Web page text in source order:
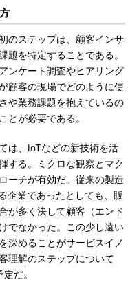
のステップは、顧客インサ
題を特定することである。
ンケート調査やヒアリング
顧客の現場でどのように使
や業務課題を抱えているの
とが必要である。
は、IoTなどの新技術を活
する。ミクロな観察とマク
ーチが有効だ。従来の製造
企業であったとしても、販
が多く決して顧客（エンド
でなかった。この少し遠い
深めることがサービスイノ
理解のステップについて
だ。